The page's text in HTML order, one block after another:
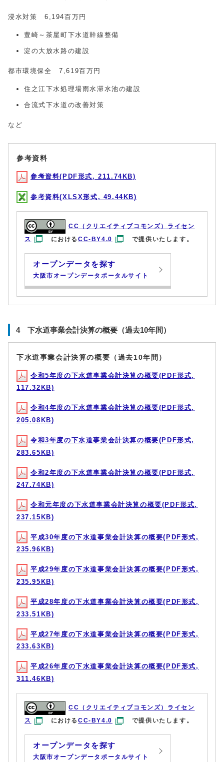
浸水対策 6,194百万円
豊崎～茶屋町下水道幹線整備
淀の大放水路の建設
都市環境保全 7,619百万円
住之江下水処理場雨水滞水池の建設
合流式下水道の改善対策
など
参考資料
参考資料(PDF形式, 211.74KB)
参考資料(XLSX形式, 49.44KB)
CC（クリエイティブコモンズ）ライセン
ス
におけるCC-BY4.0 で提供いたします。
オープンデータを探す
大阪市オープンデータポータルサイト
4 下水道事業会計決算の概要（過去10年間）
下水道事業会計決算の概要（過去10年間）
令和5年度の下水道事業会計決算の概要(PDF形式,
117.32KB)
令和4年度の下水道事業会計決算の概要(PDF形式,
205.08KB)
令和3年度の下水道事業会計決算の概要(PDF形式,
283.65KB)
令和2年度の下水道事業会計決算の概要(PDF形式,
247.74KB)
令和元年度の下水道事業会計決算の概要(PDF形式,
237.15KB)
平成30年度の下水道事業会計決算の概要(PDF形式,
235.96KB)
平成29年度の下水道事業会計決算の概要(PDF形式,
235.95KB)
平成28年度の下水道事業会計決算の概要(PDF形式,
233.51KB)
平成27年度の下水道事業会計決算の概要(PDF形式,
233.63KB)
平成26年度の下水道事業会計決算の概要(PDF形式,
311.46KB)
CC（クリエイティブコモンズ）ライセン
ス
におけるCC-BY4.0 で提供いたします。
オープンデータを探す
大阪市オープンデータポータルサイト